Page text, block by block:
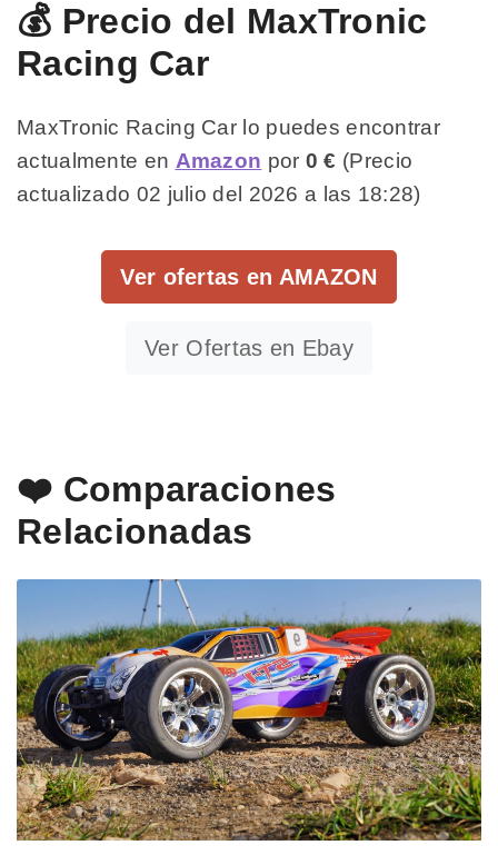
💰 Precio del MaxTronic
Racing Car
MaxTronic Racing Car lo puedes encontrar
actualmente en Amazon por 0 € (Precio
actualizado 02 julio del 2026 a las 18:28)
Ver ofertas en AMAZON
Ver Ofertas en Ebay
❤️ Comparaciones
Relacionadas